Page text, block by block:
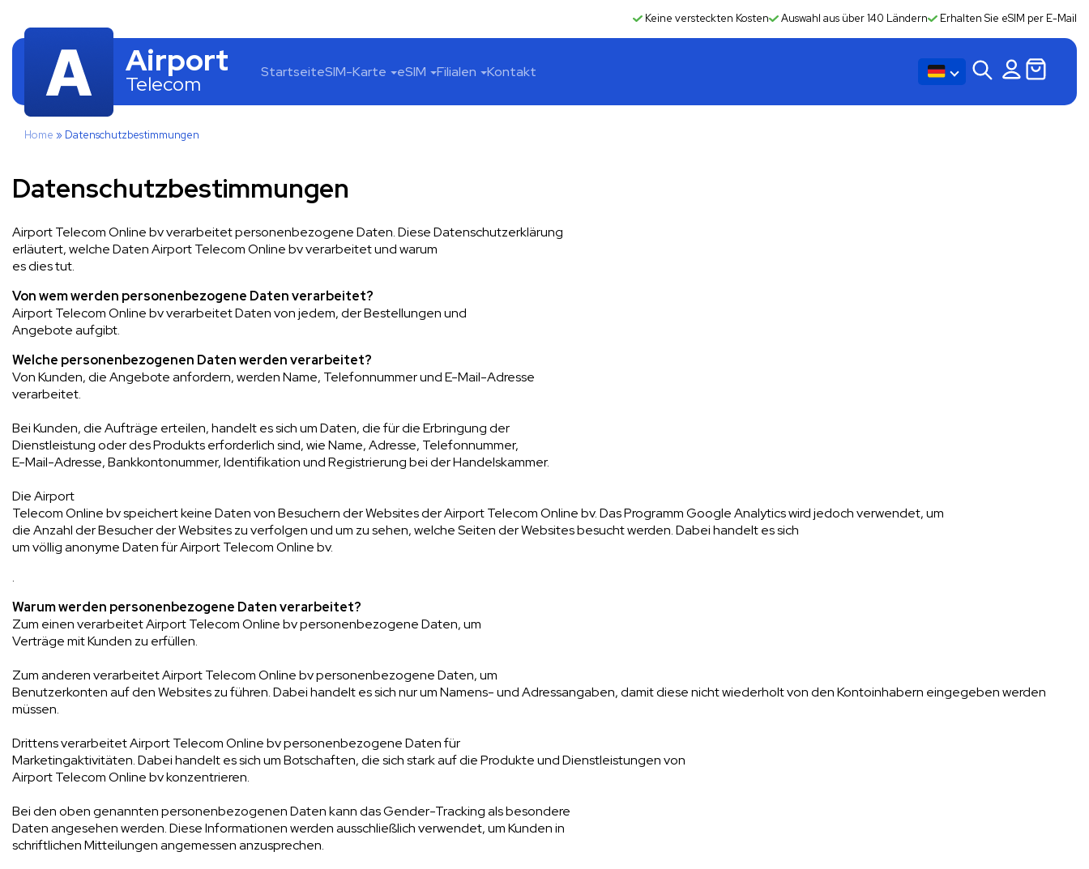
Keine versteckten Kosten Auswahl aus über 140 Ländern Erhalten Sie eSIM per E-Mail
Airport
Telecom StartseiteSIM-Karte eSIM Filialen Kontakt
Home » Datenschutzbestimmungen
Datenschutzbestimmungen
Airport Telecom Online bv verarbeitet personenbezogene Daten. Diese Datenschutzerklärung
erläutert, welche Daten Airport Telecom Online bv verarbeitet und warum
es dies tut.
Von wem werden personenbezogene Daten verarbeitet?
Airport Telecom Online bv verarbeitet Daten von jedem, der Bestellungen und
Angebote aufgibt.
Welche personenbezogenen Daten werden verarbeitet?
Von Kunden, die Angebote anfordern, werden Name, Telefonnummer und E-Mail-Adresse
verarbeitet.
Bei Kunden, die Aufträge erteilen, handelt es sich um Daten, die für die Erbringung der
Dienstleistung oder des Produkts erforderlich sind, wie Name, Adresse, Telefonnummer,
E-Mail-Adresse, Bankkontonummer, Identifikation und Registrierung bei der Handelskammer.
Die Airport
Telecom Online bv speichert keine Daten von Besuchern der Websites der Airport Telecom Online bv. Das Programm Google Analytics wird jedoch verwendet, um
die Anzahl der Besucher der Websites zu verfolgen und um zu sehen, welche Seiten der Websites besucht werden. Dabei handelt es sich
um völlig anonyme Daten für Airport Telecom Online bv.
.
Warum werden personenbezogene Daten verarbeitet?
Zum einen verarbeitet Airport Telecom Online bv personenbezogene Daten, um
Verträge mit Kunden zu erfüllen.
Zum anderen verarbeitet Airport Telecom Online bv personenbezogene Daten, um
Benutzerkonten auf den Websites zu führen. Dabei handelt es sich nur um Namens- und Adressangaben, damit diese nicht wiederholt von den Kontoinhabern eingegeben werden
müssen.
Drittens verarbeitet Airport Telecom Online bv personenbezogene Daten für
Marketingaktivitäten. Dabei handelt es sich um Botschaften, die sich stark auf die Produkte und Dienstleistungen von
Airport Telecom Online bv konzentrieren.
Bei den oben genannten personenbezogenen Daten kann das Gender-Tracking als besondere
Daten angesehen werden. Diese Informationen werden ausschließlich verwendet, um Kunden in
schriftlichen Mitteilungen angemessen anzusprechen.